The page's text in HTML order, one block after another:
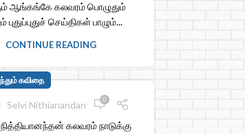
ஆங்கங்கே கலவரம் பொழுதும்
புதுப்புதுச் செய்திகள் பாழும்...
CONTINUE READING
கவிதை
Selvi Nithianandan 0
கலவரம் நாடுக்கு